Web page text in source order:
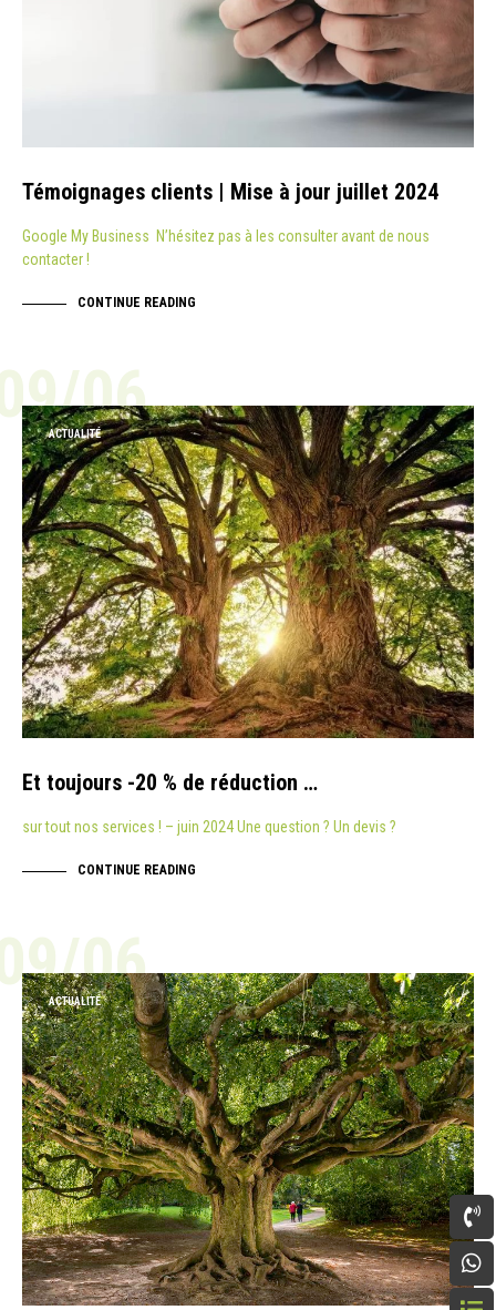
Témoignages clients | Mise à jour juillet 2024
Google My Business N’hésitez pas à les consulter avant de nous
contacter !
CONTINUE READING
06
ACTUALITÉ
Et toujours -20 % de réduction …
sur tout nos services ! – juin 2024 Une question ? Un devis ?
CONTINUE READING
06
ACTUALITÉ